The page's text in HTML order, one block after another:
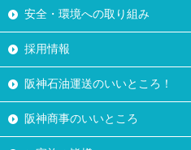
安全・環境への取り組み
採用情報
阪神石油運送のいいところ！
阪神商事のいいところ